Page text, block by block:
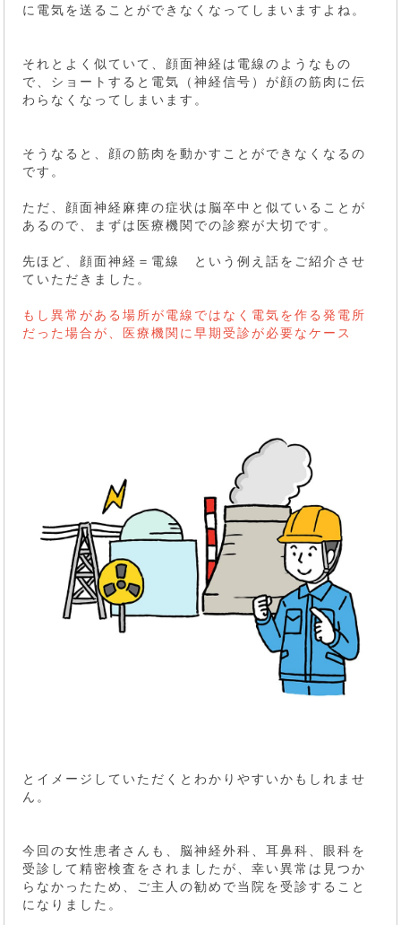
に電気を送ることができなくなってしまいますよね。
それとよく似ていて、顔面神経は電線のようなもの
で、ショートすると電気（神経信号）が顔の筋肉に伝
わらなくなってしまいます。
そうなると、顔の筋肉を動かすことができなくなるの
です。
ただ、顔面神経麻痺の症状は脳卒中と似ていることが
あるので、まずは医療機関での診察が大切です。
先ほど、顔面神経＝電線 という例え話をご紹介させ
ていただきました。
もし異常がある場所が電線ではなく電気を作る発電所
だった場合が、医療機関に早期受診が必要なケース
とイメージしていただくとわかりやすいかもしれませ
ん。
今回の女性患者さんも、脳神経外科、耳鼻科、眼科を
受診して精密検査をされましたが、幸い異常は見つか
らなかったため、ご主人の勧めで当院を受診すること
になりました。